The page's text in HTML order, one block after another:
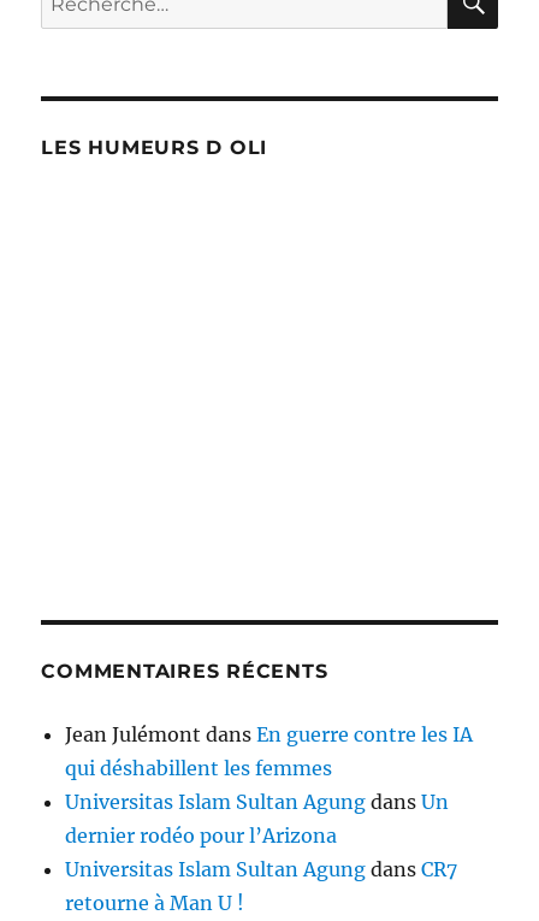
pour :
LES HUMEURS D OLI
COMMENTAIRES RÉCENTS
Jean Julémont dansEn guerre contre les IA
qui déshabillent les femmes
Universitas Islam Sultan Agung dansUn
dernier rodéo pour l’Arizona
Universitas Islam Sultan Agung dansCR7
retourne à Man U !